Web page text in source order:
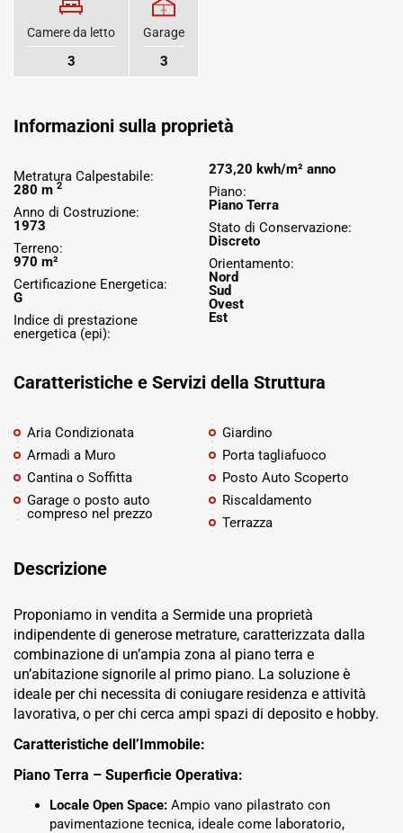
Camere da letto
3
Garage
3
Informazioni sulla proprietà
Metratura Calpestabile:
280 m 2
Anno di Costruzione:
1973
Terreno:
970 m²
Certificazione Energetica:
G
Indice di prestazione
energetica (epi):
273,20 kwh/m² anno
Piano:
Piano Terra
Stato di Conservazione:
Discreto
Orientamento:
Nord
Sud
Ovest
Est
Caratteristiche e Servizi della Struttura
Aria Condizionata
Armadi a Muro
Cantina o Soffitta
Garage o posto auto
compreso nel prezzo
Giardino
Porta tagliafuoco
Posto Auto Scoperto
Riscaldamento
Terrazza
Descrizione
Proponiamo in vendita a Sermide una proprietà
indipendente di generose metrature, caratterizzata dalla
combinazione di un’ampia zona al piano terra e
un’abitazione signorile al primo piano. La soluzione è
ideale per chi necessita di coniugare residenza e attività
lavorativa, o per chi cerca ampi spazi di deposito e hobby.
Caratteristiche dell’Immobile:
Piano Terra – Superficie Operativa:
Locale Open Space: Ampio vano pilastrato con
pavimentazione tecnica, ideale come laboratorio,